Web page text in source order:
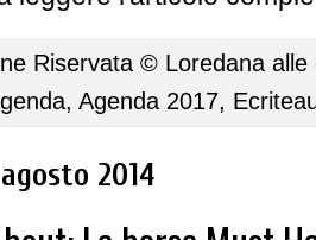
Riservata © Loredana
, Agenda 2017,
2014